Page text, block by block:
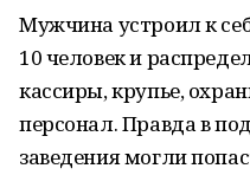
Мужчина устроил к
10 человек и
кассиры, крупье,
персонал. Правда в
заведения могли